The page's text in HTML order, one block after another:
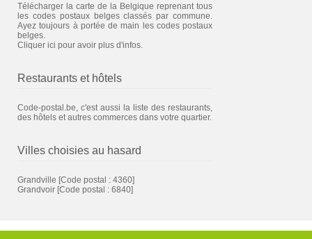
Télécharger la carte de la Belgique reprenant tous
les codes postaux belges classés par commune.
Ayez toujours à portée de main les codes postaux
belges.
Cliquer ici pour avoir plus d'infos.
Restaurants et hôtels
Code-postal.be, c'est aussi la liste des restaurants,
des hôtels et autres commerces dans votre quartier.
Villes choisies au hasard
Grandville [Code postal : 4360]
Grandvoir [Code postal : 6840]